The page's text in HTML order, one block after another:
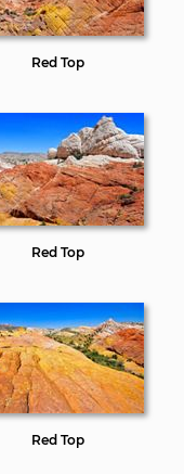
Red Top
Red Top
Red Top